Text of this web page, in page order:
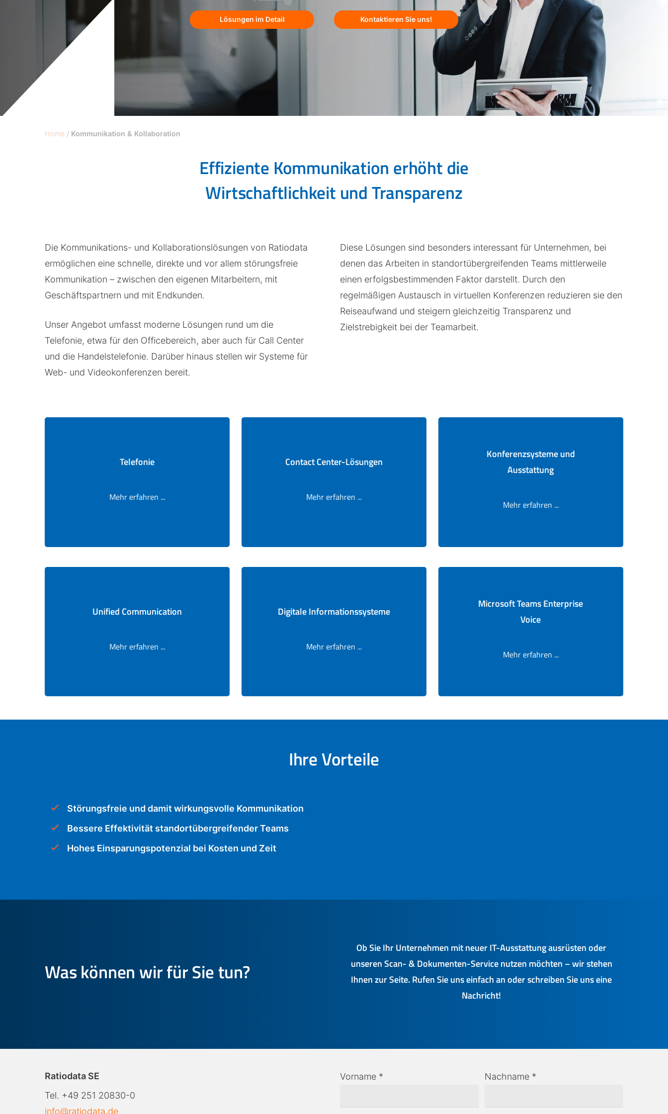
Lösungen im Detail Kontaktieren Sie uns!
Home / Kommunikation & Kollaboration
Effiziente Kommunikation erhöht die
Wirtschaftlichkeit und Transparenz
Die Kommunikations- und Kollaborationslösungen von Ratiodata
ermöglichen eine schnelle, direkte und vor allem störungsfreie
Kommunikation – zwischen den eigenen Mitarbeitern, mit
Geschäftspartnern und mit Endkunden.
Unser Angebot umfasst moderne Lösungen rund um die
Telefonie, etwa für den Officebereich, aber auch für Call Center
und die Handelstelefonie. Darüber hinaus stellen wir Systeme für
Web- und Videokonferenzen bereit.
Diese Lösungen sind besonders interessant für Unternehmen, bei
denen das Arbeiten in standortübergreifenden Teams mittlerweile
einen erfolgsbestimmenden Faktor darstellt. Durch den
regelmäßigen Austausch in virtuellen Konferenzen reduzieren sie den
Reiseaufwand und steigern gleichzeitig Transparenz und
Zielstrebigkeit bei der Teamarbeit.
Telefonie
Mehr erfahren ...
Contact Center-Lösungen
Mehr erfahren ...
Konferenzsysteme und
Ausstattung
Mehr erfahren ...
Unified Communication
Mehr erfahren ...
Digitale Informationssysteme
Mehr erfahren ...
Microsoft Teams Enterprise
Voice
Mehr erfahren ...
Ihre Vorteile
Störungsfreie und damit wirkungsvolle Kommunikation
Bessere Effektivität standortübergreifender Teams
Hohes Einsparungspotenzial bei Kosten und Zeit
Was können wir für Sie tun?
Ob Sie Ihr Unternehmen mit neuer IT-Ausstattung ausrüsten oder
unseren Scan- & Dokumenten-Service nutzen möchten – wir stehen
Ihnen zur Seite. Rufen Sie uns einfach an oder schreiben Sie uns eine
Nachricht!
Ratiodata SE
Tel. +49 251 20830-0
info@ratiodata.de
Vorname * Nachname *